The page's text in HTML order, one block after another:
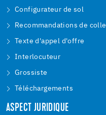
Configurateur de sol
Recommandations de colle
Texte d'appel d'offre
Interlocuteur
Grossiste
Téléchargements
ASPECT JURIDIQUE